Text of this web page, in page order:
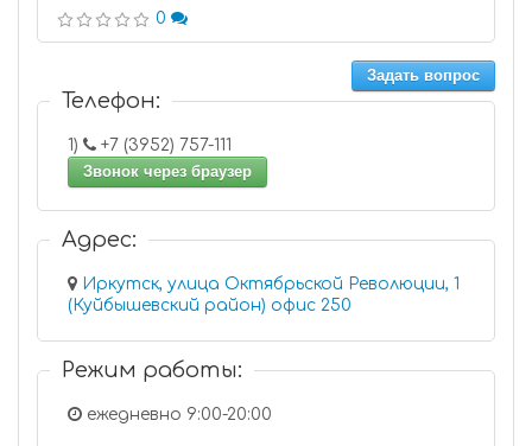
0
Задать вопрос
Телефон:
1)
+7 (3952) 757-111
Звонок через браузер
Адрес:
Иркутск, улица Октябрьской Революции, 1
(Куйбышевский район) офис 250
Режим работы:
ежедневно 9:00-20:00